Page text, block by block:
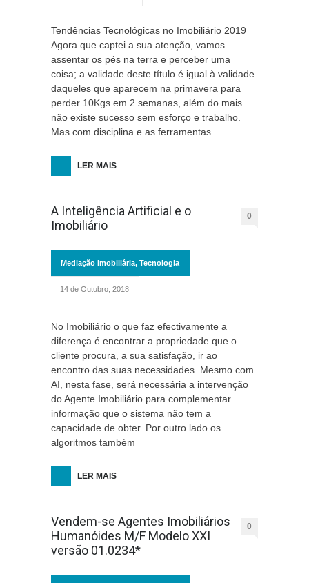
Tendências Tecnológicas no Imobiliário 2019
Agora que captei a sua atenção, vamos
assentar os pés na terra e perceber uma
coisa; a validade deste título é igual à validade
daqueles que aparecem na primavera para
perder 10Kgs em 2 semanas, além do mais
não existe sucesso sem esforço e trabalho.
Mas com disciplina e as ferramentas
LER MAIS
A Inteligência Artificial e o
Imobiliário
0
Mediação Imobiliária, Tecnologia
14 de Outubro, 2018
No Imobiliário o que faz efectivamente a
diferença é encontrar a propriedade que o
cliente procura, a sua satisfação, ir ao
encontro das suas necessidades. Mesmo com
AI, nesta fase, será necessária a intervenção
do Agente Imobiliário para complementar
informação que o sistema não tem a
capacidade de obter. Por outro lado os
algoritmos também
LER MAIS
Vendem-se Agentes Imobiliários
Humanóides M/F Modelo XXI
versão 01.0234*
0